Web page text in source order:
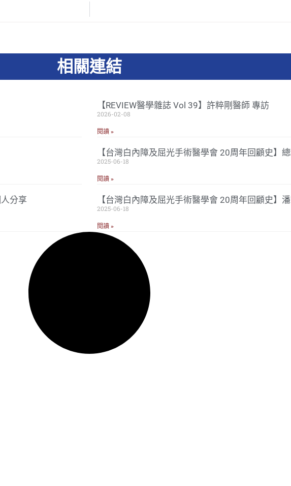
相關連結
【REVIEW醫學雜誌 Vol 39】許粹剛醫師 專訪
2026-02-08
閱讀 »
【台灣白內障及屈光手術醫學會 20周年回顧史】
2025-06-18
閱讀 »
分享 【台灣白內障及屈光手術醫學會 20周年回顧史】
2025-06-18
閱讀 »